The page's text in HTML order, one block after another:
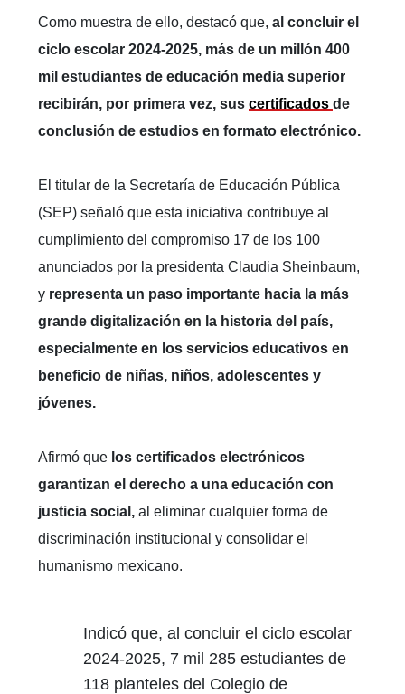
Como muestra de ello, destacó que, al concluir el
ciclo escolar 2024-2025, más de un millón 400
mil estudiantes de educación media superior
recibirán, por primera vez, sus certificados de
conclusión de estudios en formato electrónico.
El titular de la Secretaría de Educación Pública
(SEP) señaló que esta iniciativa contribuye al
cumplimiento del compromiso 17 de los 100
anunciados por la presidenta Claudia Sheinbaum,
y representa un paso importante hacia la más
grande digitalización en la historia del país,
especialmente en los servicios educativos en
beneficio de niñas, niños, adolescentes y
jóvenes.
Afirmó que los certificados electrónicos
garantizan el derecho a una educación con
justicia social, al eliminar cualquier forma de
discriminación institucional y consolidar el
humanismo mexicano.
Indicó que, al concluir el ciclo escolar
2024-2025, 7 mil 285 estudiantes de
118 planteles del Colegio de